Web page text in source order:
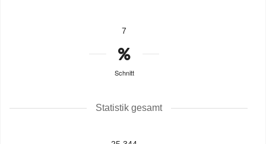
7
Schnitt
Statistik gesamt